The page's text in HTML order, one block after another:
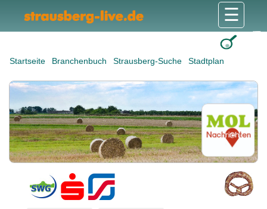
Startseite Branchenbuch Strausberg-Suche Stadtplan
☰